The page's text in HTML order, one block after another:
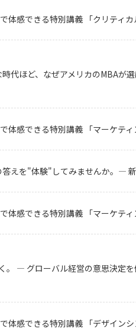
体感できる特別講義 「クリティ
代ほど、なぜアメリカのMBAが
体感できる特別講義 「マーケテ
答えを"体験"してみませんか。―
体感できる特別講義 「マーケテ
。 ― グローバル経営の意思決定
体感できる特別講義 「デザイン